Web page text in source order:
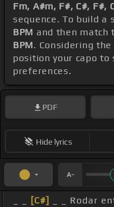
Fm, A#m, F#, C#, F#,
sequence. To build
BPM and then
BPM. Considering the
position your capo to
preferences.
PDF
Hide lyrics
[C#] _ _ Rodar